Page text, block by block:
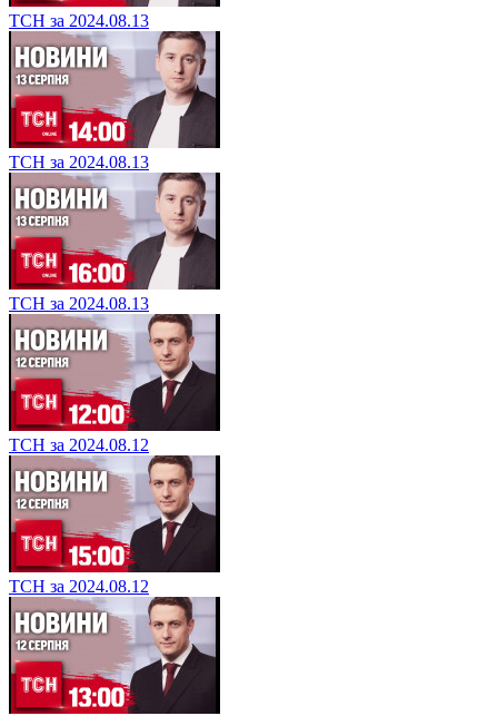
ТСН за 2024.08.13
ТСН за 2024.08.13
ТСН за 2024.08.13
ТСН за 2024.08.12
ТСН за 2024.08.12